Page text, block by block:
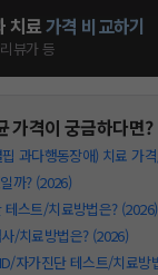
치료가격 비교하기
뷰가 등
가격이 궁금하다면?
과다행동장애) 치료 가
까? (2026)
스트/치료방법은? (2026)
/치료방법은? (2026)
자가진단 테스트/치료방